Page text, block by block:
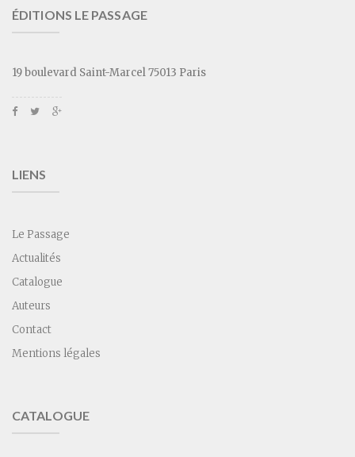
ÉDITIONS LE PASSAGE
19 boulevard Saint-Marcel 75013 Paris
LIENS
Le Passage
Actualités
Catalogue
Auteurs
Contact
Mentions légales
CATALOGUE